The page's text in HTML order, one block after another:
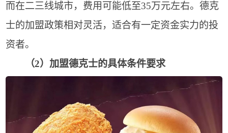
而在二三线城市，费用可能低至35万元左右。德克
士的加盟政策相对灵活，适合有一定资金实力的投
资者。
（2）加盟德克士的具体条件要求